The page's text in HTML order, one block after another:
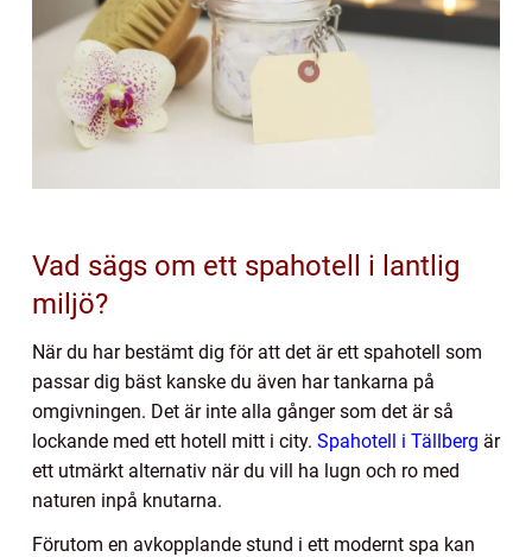
Vad sägs om ett spahotell i lantlig
miljö?
När du har bestämt dig för att det är ett spahotell som
passar dig bäst kanske du även har tankarna på
omgivningen. Det är inte alla gånger som det är så
lockande med ett hotell mitt i city. Spahotell i Tällberg är
ett utmärkt alternativ när du vill ha lugn och ro med
naturen inpå knutarna.
Förutom en avkopplande stund i ett modernt spa kan